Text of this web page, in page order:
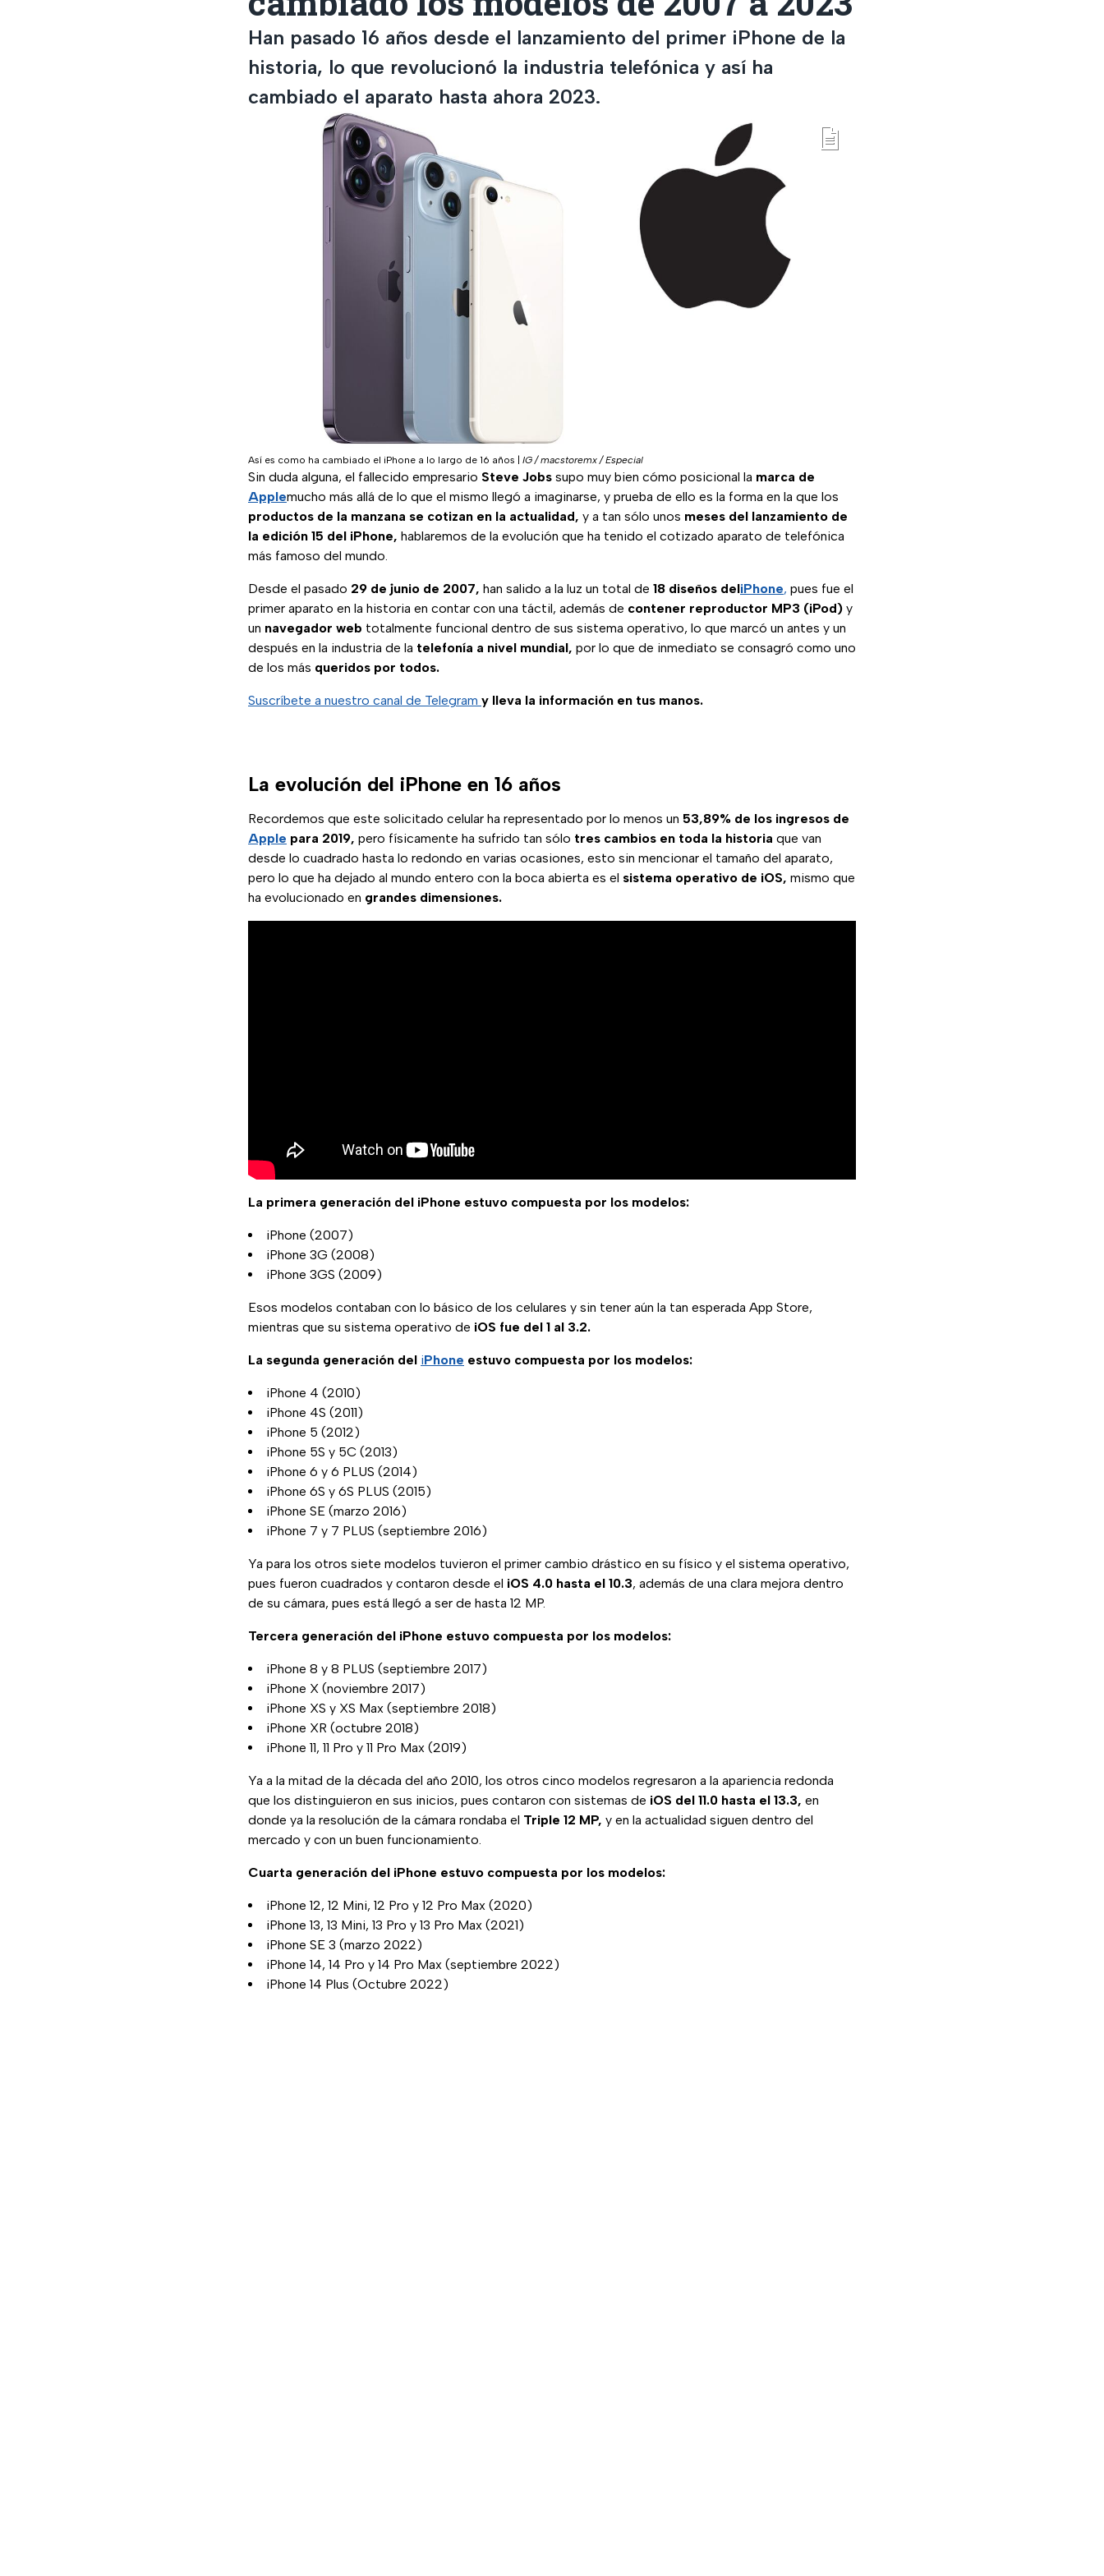
Han pasado 16 años desde el lanzamiento del primer iPhone de la
historia, lo que revolucionó la industria telefónica y así ha
cambiado el aparato hasta ahora 2023.
Así es como ha cambiado el iPhone a lo largo de 16 años IG / macstoremx / Especial
Sin duda alguna, el fallecido empresario Steve Jobs supo muy bien cómo posicional la marca de
Applemucho más allá de lo que el mismo llegó a imaginarse, y prueba de ello es la forma en la que los
productos de la manzana se cotizan en la actualidad, y a tan sólo unos meses del lanzamiento de
la edición 15 del iPhone, hablaremos de la evolución que ha tenido el cotizado aparato de telefónica
más famoso del mundo.
Desde el pasado 29 de junio de 2007, han salido a la luz un total de 18 diseños deliPhone, pues fue el
primer aparato en la historia en contar con una táctil, además de contener reproductor MP3 (iPod) y
un navegador web totalmente funcional dentro de sus sistema operativo, lo que marcó un antes y un
después en la industria de la telefonía a nivel mundial, por lo que de inmediato se consagró como uno
de los más queridos por todos.
Suscríbete a nuestro canal de Telegram y lleva la información en tus manos.
La evolución del iPhone en 16 años
Recordemos que este solicitado celular ha representado por lo menos un 53,89% de los ingresos de
Apple para 2019, pero físicamente ha sufrido tan sólo tres cambios en toda la historia que van
desde lo cuadrado hasta lo redondo en varias ocasiones, esto sin mencionar el tamaño del aparato,
pero lo que ha dejado al mundo entero con la boca abierta es el sistema operativo de iOS, mismo que
ha evolucionado en grandes dimensiones.
La primera generación del iPhone estuvo compuesta por los modelos:
iPhone (2007)
iPhone 3G (2008)
iPhone 3GS (2009)
Esos modelos contaban con lo básico de los celulares y sin tener aún la tan esperada App Store,
mientras que su sistema operativo de iOS fue del 1 al 3.2.
La segunda generación del iPhone estuvo compuesta por los modelos:
iPhone 4 (2010)
iPhone 4S (2011)
iPhone 5 (2012)
iPhone 5S y 5C (2013)
iPhone 6 y 6 PLUS (2014)
iPhone 6S y 6S PLUS (2015)
iPhone SE (marzo 2016)
iPhone 7 y 7 PLUS (septiembre 2016)
Ya para los otros siete modelos tuvieron el primer cambio drástico en su físico y el sistema operativo,
pues fueron cuadrados y contaron desde el iOS 4.0 hasta el 10.3, además de una clara mejora dentro
de su cámara, pues está llegó a ser de hasta 12 MP.
Tercera generación del iPhone estuvo compuesta por los modelos:
iPhone 8 y 8 PLUS (septiembre 2017)
iPhone X (noviembre 2017)
iPhone XS y XS Max (septiembre 2018)
iPhone XR (octubre 2018)
iPhone 11, 11 Pro y 11 Pro Max (2019)
Ya a la mitad de la década del año 2010, los otros cinco modelos regresaron a la apariencia redonda
que los distinguieron en sus inicios, pues contaron con sistemas de iOS del 11.0 hasta el 13.3, en
donde ya la resolución de la cámara rondaba el Triple 12 MP, y en la actualidad siguen dentro del
mercado y con un buen funcionamiento.
Cuarta generación del iPhone estuvo compuesta por los modelos:
iPhone 12, 12 Mini, 12 Pro y 12 Pro Max (2020)
iPhone 13, 13 Mini, 13 Pro y 13 Pro Max (2021)
iPhone SE 3 (marzo 2022)
iPhone 14, 14 Pro y 14 Pro Max (septiembre 2022)
iPhone 14 Plus (Octubre 2022)